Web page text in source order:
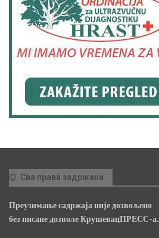
Сва права задржана
Преузимање садржаја није дозвољено
без писане дозволе КрушевацПРЕСС-а.